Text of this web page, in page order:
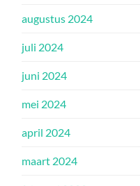
augustus 2024
juli 2024
juni 2024
mei 2024
april 2024
maart 2024